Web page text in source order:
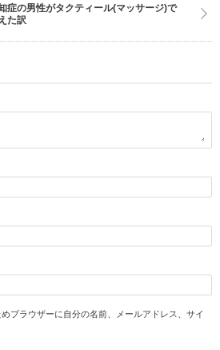
症の男性がタクティール(マッサージ)で
た訳
ブラウザーに自分の名前、メールアドレス、サイ